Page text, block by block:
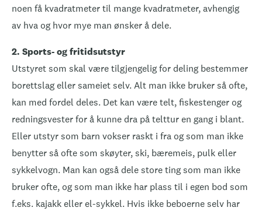
noen få kvadratmeter til mange kvadratmeter, avhengig
av hva og hvor mye man ønsker å dele.
2. Sports- og fritidsutstyr
Utstyret som skal være tilgjengelig for deling bestemmer
borettslag eller sameiet selv. Alt man ikke bruker så ofte,
kan med fordel deles. Det kan være telt, fiskestenger og
redningsvester for å kunne dra på telttur en gang i blant.
Eller utstyr som barn vokser raskt i fra og som man ikke
benytter så ofte som skøyter, ski, bæremeis, pulk eller
sykkelvogn. Man kan også dele store ting som man ikke
bruker ofte, og som man ikke har plass til i egen bod som
f.eks. kajakk eller el-sykkel. Hvis ikke beboerne selv har